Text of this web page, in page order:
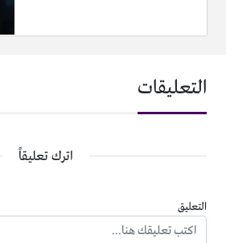
التعليقات
اترك تعليقاً
التعليق